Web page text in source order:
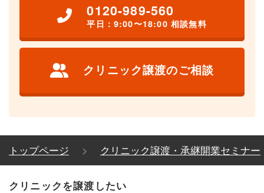
0120-989-560
平日：9:00〜18:00 相談無料
クリニック譲渡のご相談
トップページ クリニック譲渡・承継開業セミナー
クリニックを譲渡したい